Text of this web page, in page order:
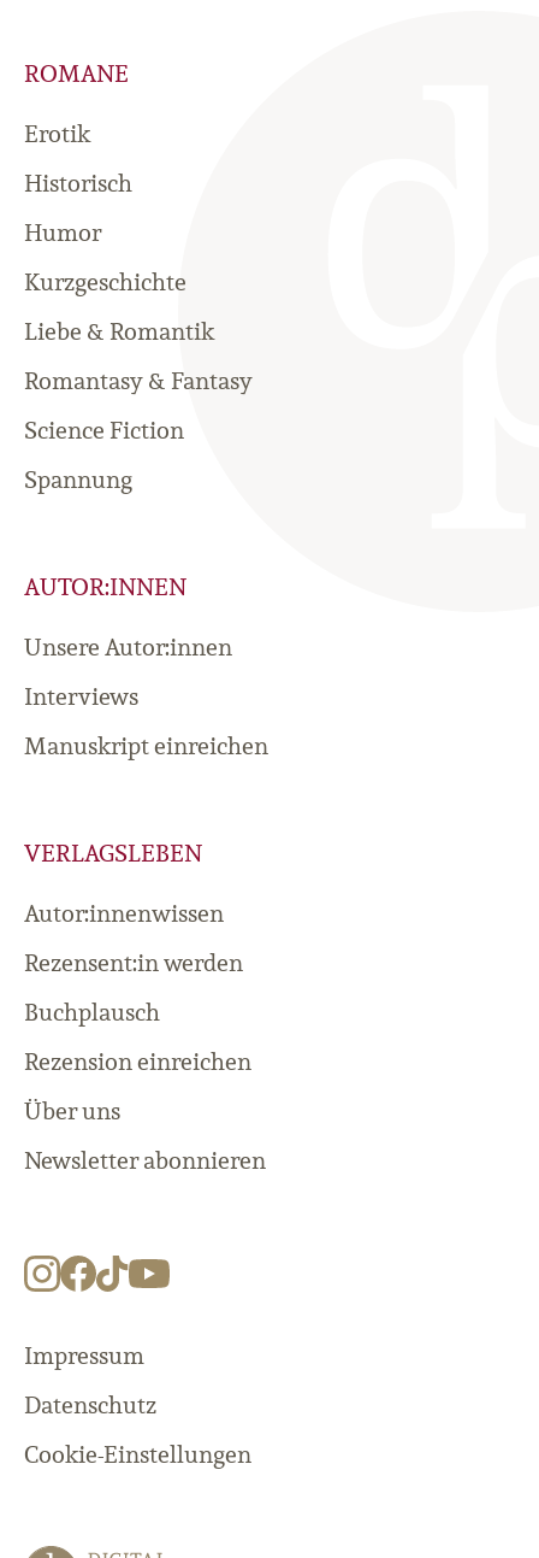
ROMANE
Erotik
Historisch
Humor
Kurzgeschichte
Liebe & Romantik
Romantasy & Fantasy
Science Fiction
Spannung
AUTOR:INNEN
Unsere Autor:innen
Interviews
Manuskript einreichen
VERLAGSLEBEN
Autor:innenwissen
Rezensent:in werden
Buchplausch
Rezension einreichen
Über uns
Newsletter abonnieren
Impressum
Datenschutz
Cookie-Einstellungen